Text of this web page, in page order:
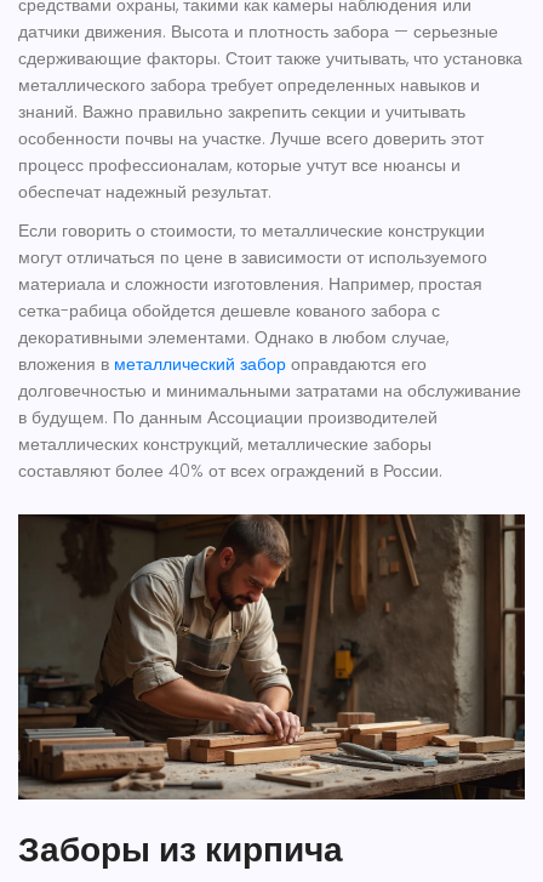
средствами охраны, такими как камеры наблюдения или
датчики движения. Высота и плотность забора — серьезные
сдерживающие факторы. Стоит также учитывать, что установка
металлического забора требует определенных навыков и
знаний. Важно правильно закрепить секции и учитывать
особенности почвы на участке. Лучше всего доверить этот
процесс профессионалам, которые учтут все нюансы и
обеспечат надежный результат.
Если говорить о стоимости, то металлические конструкции
могут отличаться по цене в зависимости от используемого
материала и сложности изготовления. Например, простая
сетка-рабица обойдется дешевле кованого забора с
декоративными элементами. Однако в любом случае,
вложения в металлический забор оправдаются его
долговечностью и минимальными затратами на обслуживание
в будущем. По данным Ассоциации производителей
металлических конструкций, металлические заборы
составляют более 40% от всех ограждений в России.
Заборы из кирпича